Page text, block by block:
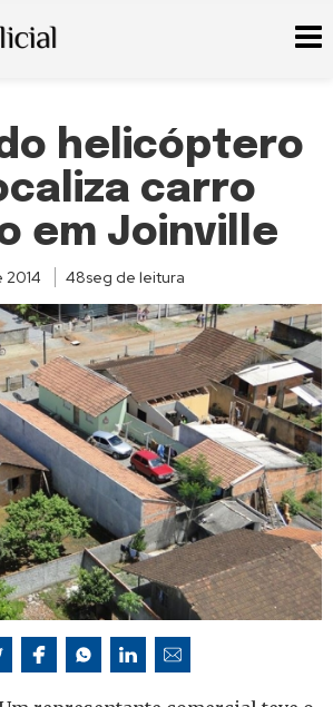
do helicóptero
carro
em Joinville
2014 48seg de leitura